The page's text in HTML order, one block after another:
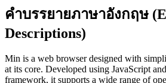
คำบรรยายภาษาอังกฤษ
Descriptions)
Min is a web browser designed with
at its core. Developed using JavaScript
framework, it supports a wide range of